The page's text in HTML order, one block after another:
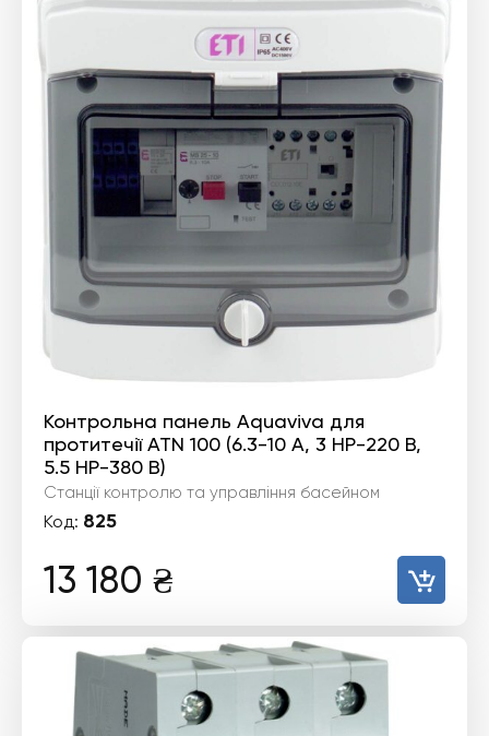
Контрольна панель Aquaviva для
протитечії ATN 100 (6.3-10 А, 3 HP-220 В,
5.5 HP-380 В)
Станції контролю та управління басейном
Код: 825
13 180 ₴